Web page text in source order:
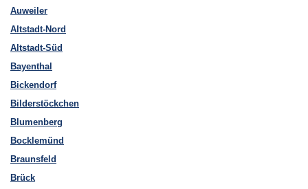
Auweiler
Altstadt-Nord
Altstadt-Süd
Bayenthal
Bickendorf
Bilderstöckchen
Blumenberg
Bocklemünd
Braunsfeld
Brück